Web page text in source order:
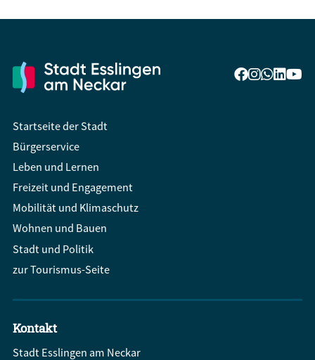
Startseite der Stadt
Bürgerservice
Leben und Lernen
Freizeit und Engagement
Mobilität und Klimaschutz
Wohnen und Bauen
Stadt und Politik
zur Tourismus-Seite
Kontakt
Stadt Esslingen am Neckar